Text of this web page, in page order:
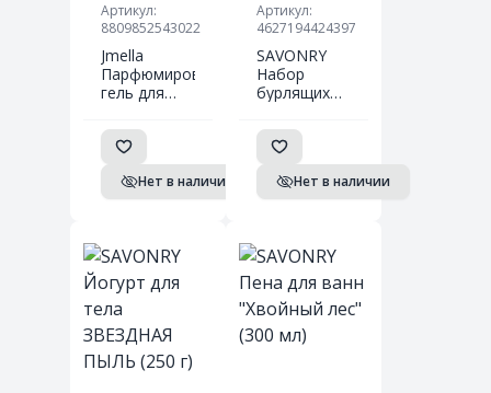
Артикул:
8809852543022
Jmella
Парфюмированный
гель для
France
Disney
Blossom
Chu Body
Wash 500 мл
Нет в наличии
Артикул:
4627194424397
SAVONRY
Набор
бурлящих
для ванны с
ШИММЕРОМ
BATH
BOMB(3 шт)
(пурпурный-
Нет в наличии